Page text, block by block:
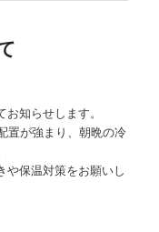
知らせします。
置が強まり、朝晩の冷
や保温対策をお願いし